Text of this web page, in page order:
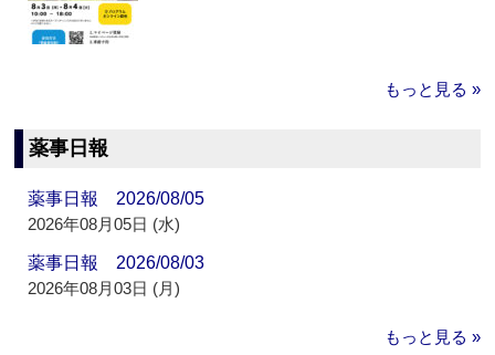
もっと見る »
薬事日報
薬事日報 2026/08/05
2026年08月05日 (水)
薬事日報 2026/08/03
2026年08月03日 (月)
もっと見る »